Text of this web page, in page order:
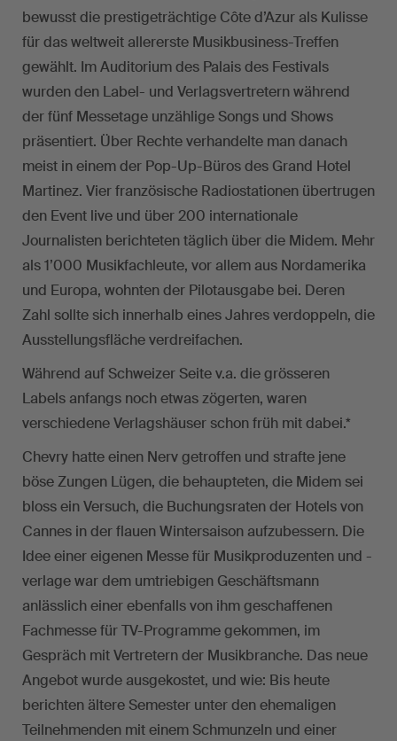
bewusst die prestigeträchtige Côte d’Azur als Kulisse
für das weltweit allererste Musikbusiness-Treffen
gewählt. Im Auditorium des Palais des Festivals
wurden den Label- und Verlagsvertretern während
der fünf Messetage unzählige Songs und Shows
präsentiert. Über Rechte verhandelte man danach
meist in einem der Pop-Up-Büros des Grand Hotel
Martinez. Vier französische Radiostationen übertrugen
den Event live und über 200 internationale
Journalisten berichteten täglich über die Midem. Mehr
als 1’000 Musikfachleute, vor allem aus Nordamerika
und Europa, wohnten der Pilotausgabe bei. Deren
Zahl sollte sich innerhalb eines Jahres verdoppeln, die
Ausstellungsfläche verdreifachen.
Während auf Schweizer Seite v.a. die grösseren
Labels anfangs noch etwas zögerten, waren
verschiedene Verlagshäuser schon früh mit dabei.*
Chevry hatte einen Nerv getroffen und strafte jene
böse Zungen Lügen, die behaupteten, die Midem sei
bloss ein Versuch, die Buchungsraten der Hotels von
Cannes in der flauen Wintersaison aufzubessern. Die
Idee einer eigenen Messe für Musikproduzenten und -
verlage war dem umtriebigen Geschäftsmann
anlässlich einer ebenfalls von ihm geschaffenen
Fachmesse für TV-Programme gekommen, im
Gespräch mit Vertretern der Musikbranche. Das neue
Angebot wurde ausgekostet, und wie: Bis heute
berichten ältere Semester unter den ehemaligen
Teilnehmenden mit einem Schmunzeln und einer